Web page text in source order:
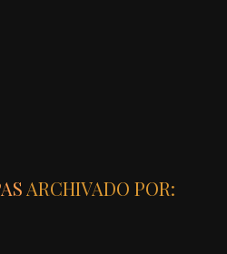
ARCHIVADO POR: